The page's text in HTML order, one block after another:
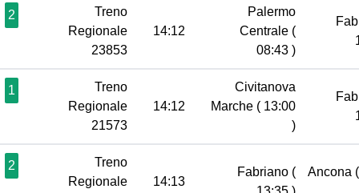
2
Treno
Regionale
23853
14:12
Palermo
Centrale (
08:43 )
1
Treno
Regionale
21573
14:12
Civitanova
Marche ( 13:00
)
2
Treno
Regionale
14:13
Fabriano (
Ancona